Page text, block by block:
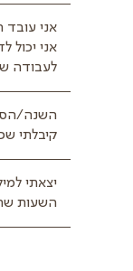
אני עובד
אני
לעבודה
השנה/
קיבלתי
יצאתי
השעות